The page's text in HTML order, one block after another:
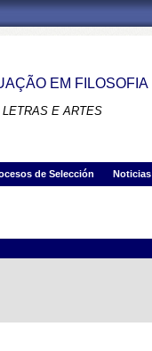
EM FILOSOFIA
E ARTES
de Selección Noticias